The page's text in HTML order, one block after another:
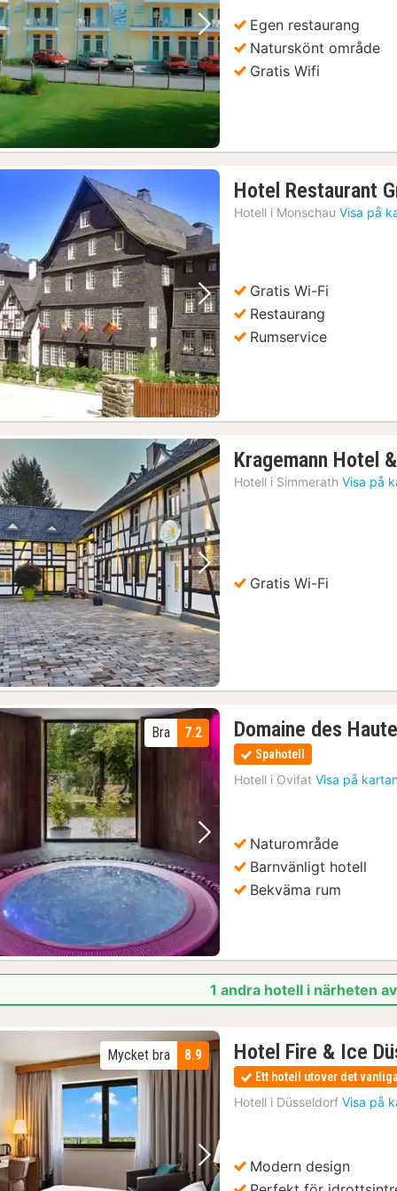
Föregående bild Nästa bild
Egen restaurang
Naturskönt område
Gratis Wifi
Föregående bild Nästa bild
Hotel Restaurant
Hotell i Monschau Visa på
Gratis Wi-Fi
Restaurang
Rumservice
Föregående bild Nästa bild
Kragemann Hotel
Hotell i Simmerath Visa på
Gratis Wi-Fi
Föregående bild Nästa bild
7.2
Bra Domaine des
Spahotell
Hotell i Ovifat Visa på
Naturområde
Barnvänligt hotell
Bekväma rum
1 andra hotell i närheten
Föregående bild Nästa bild
8.9
Mycket bra Hotel Fire & Ice
Ett hotell utöver det vanliga
Hotell i Düsseldorf Visa på
Modern design